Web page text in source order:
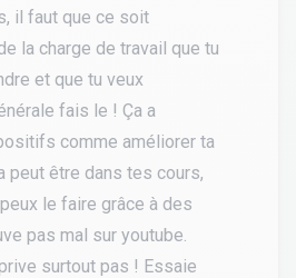
il faut que ce soit
la charge de travail que tu
et que tu veux
fais le ! Ça a
comme améliorer ta
peut être dans tes cours,
le faire grâce à des
pas mal sur youtube.
surtout pas ! Essaie